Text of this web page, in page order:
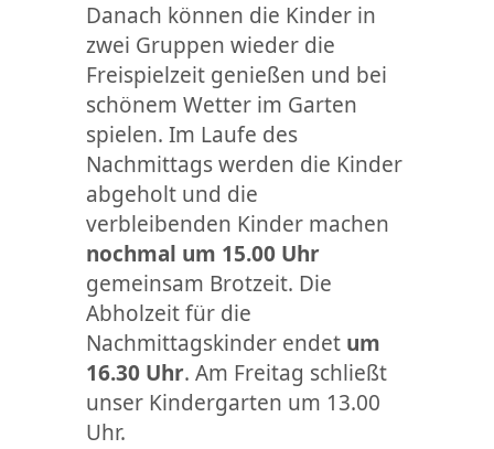
Danach können die Kinder in
zwei Gruppen wieder die
Freispielzeit genießen und bei
schönem Wetter im Garten
spielen. Im Laufe des
Nachmittags werden die Kinder
abgeholt und die
verbleibenden Kinder machen
nochmal um 15.00 Uhr
gemeinsam Brotzeit. Die
Abholzeit für die
Nachmittagskinder endet um
16.30 Uhr. Am Freitag schließt
unser Kindergarten um 13.00
Uhr.